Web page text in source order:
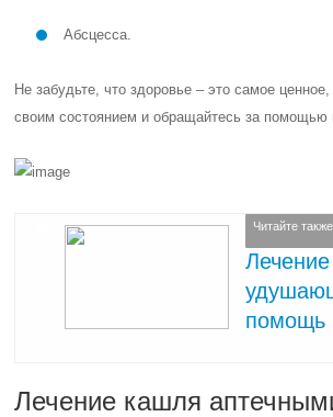
Абсцесса.
Не забудьте, что здоровье – это самое
своим состоянием и обращайтесь за помощью
Читайте
Лечение
помощь
Лечение кашля